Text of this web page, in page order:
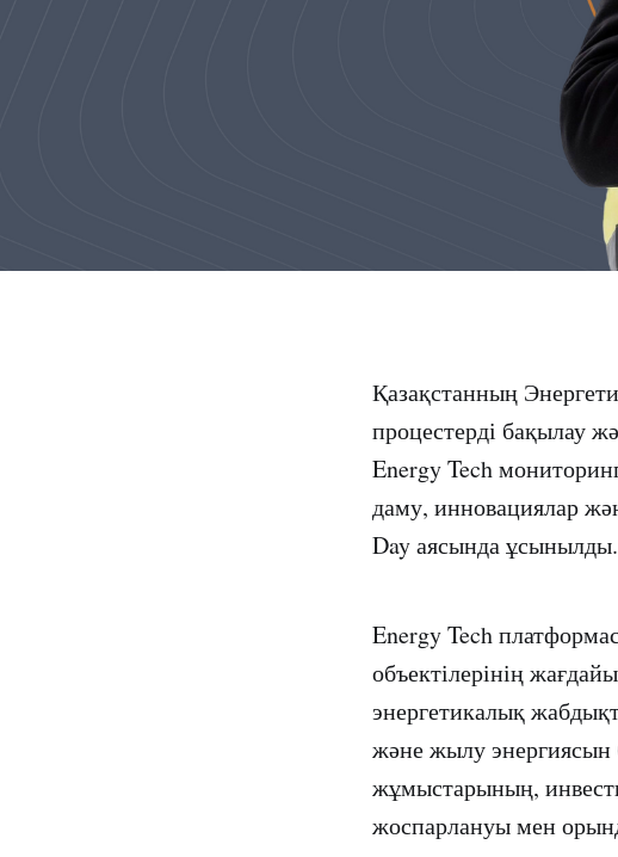
Қазақстанның
процестерді бақылау
Energy Tech
даму, инновациялар
Day аясында ұсынылды.
Energy Tech
объектілерінің
энергетикалық
және жылу энергиясын
жұмыстарының,
жоспарлануы мен